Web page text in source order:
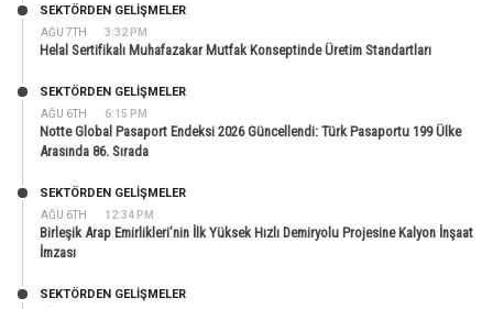
AĞU 7TH 3:32 PM
SEKTÖRDEN GELIŞMELER
Helal Sertifikalı Muhafazakar Mutfak Konseptinde Üretim Standartları
AĞU 6TH 6:15 PM
SEKTÖRDEN GELIŞMELER
Notte Global Pasaport Endeksi 2026 Güncellendi: Türk Pasaportu 199 Ülke
Arasında 86. Sırada
AĞU 6TH 12:34 PM
SEKTÖRDEN GELIŞMELER
Birleşik Arap Emirlikleri’nin İlk Yüksek Hızlı Demiryolu Projesine Kalyon İnşaat
İmzası
SEKTÖRDEN GELIŞMELER